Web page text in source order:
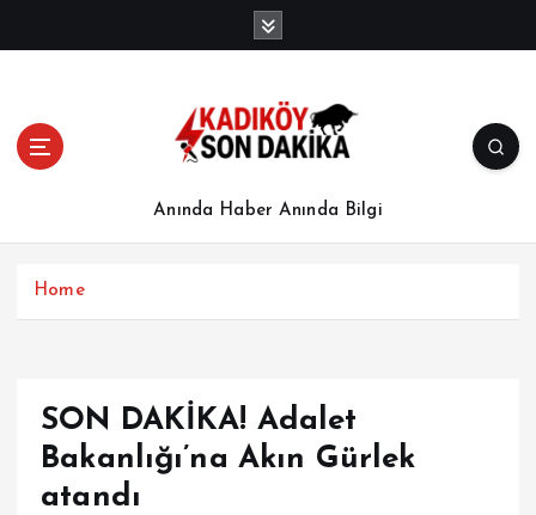
Anında Haber Anında Bilgi
Home
SON DAKİKA! Adalet
Bakanlığı’na Akın Gürlek
atandı